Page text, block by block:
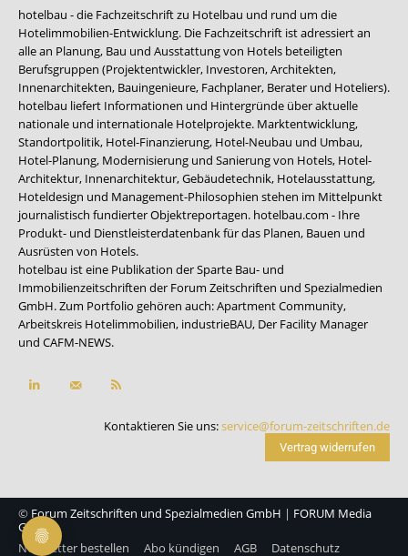
hotelbau - die Fachzeitschrift zu Hotelbau und rund um die
Hotelimmobilien-Entwicklung. Die Fachzeitschrift ist adressiert an
alle an Planung, Bau und Ausstattung von Hotels beteiligten
Berufsgruppen (Projektentwickler, Investoren, Architekten,
Innenarchitekten, Bauingenieure, Fachplaner, Berater und Hoteliers).
hotelbau liefert Informationen und Hintergründe über aktuelle
nationale und internationale Hotelprojekte. Marktentwicklung,
Standortpolitik, Hotel-Finanzierung, Hotel-Neubau und Umbau,
Hotel-Planung, Modernisierung und Sanierung von Hotels, Hotel-
Architektur, Innenarchitektur, Gebäudetechnik, Hotelausstattung,
Hoteldesign und Management-Philosophien stehen im Mittelpunkt
journalistisch fundierter Objektreportagen. hotelbau.com - Ihre
Produkt- und Dienstleisterdatenbank für das Planen, Bauen und
Ausrüsten von Hotels.
hotelbau ist eine Publikation der Sparte Bau- und
Immobilienzeitschriften der Forum Zeitschriften und Spezialmedien
GmbH. Zum Portfolio gehören auch:Apartment Community,
Arbeitskreis Hotelimmobilien, industrieBAU, Der Facility Manager
und CAFM-NEWS.
Kontaktieren Sie uns:service@forum-zeitschriften.de
Vertrag widerrufen
© Forum Zeitschriften und Spezialmedien GmbH | FORUM Media
Group
Newsletter bestellen
Abo kündigen AGB
Datenschutz